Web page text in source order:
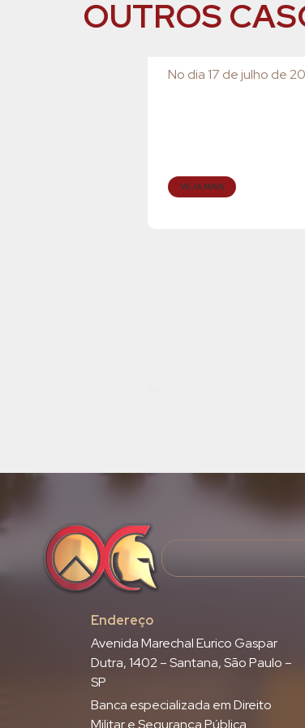
OUTROS
No dia 17 de julho de
VEJA MAIS
Endereço
Avenida Marechal Eurico Gaspar
Dutra, 1402 – Santana, São Paulo –
SP
Banca especializada em Direito